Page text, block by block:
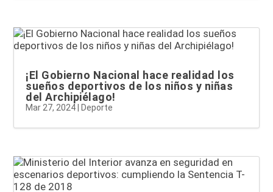
¡El Gobierno Nacional hace realidad los
sueños deportivos de los niños y niñas
del Archipiélago!
Mar 27, 2024 Deporte